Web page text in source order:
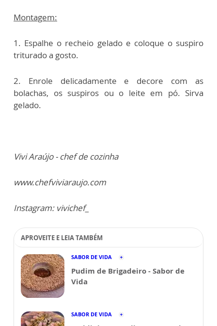
Montagem:
1. Espalhe o recheio gelado e coloque o suspiro
triturado a gosto.
2. Enrole delicadamente e decore com as
bolachas, os suspiros ou o leite em pó. Sirva
gelado.
Vivi Araújo - chef de cozinha
www.chefviviaraujo.com
Instagram: vivichef_
APROVEITE E LEIA TAMBÉM
SABOR DE VIDA
Pudim de Brigadeiro - Sabor de
Vida
SABOR DE VIDA